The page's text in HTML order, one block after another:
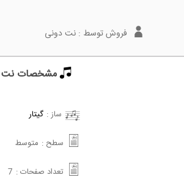
فروش توسط : نت دونی
مشخصات نت
ساز : گیتار
سطح : متوسط
تعداد صفحات : 7